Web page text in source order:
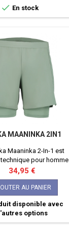
 En stock
MAANINKA 2IN1
Maaninka 2-In-1 est
pour homme
confort et
conçu pour les
sportives.
Prix
34,95 €
AU PANIER
disponible avec
options